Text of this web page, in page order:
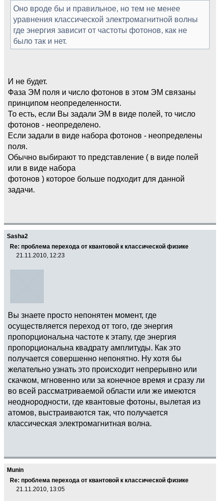
Оно вроде бы и правильное, но тем не менее
уравнения классической электромагнитной волны
где энергия зависит от частоты фотонов, как не
было так и нет.
И не будет.
Фаза ЭМ поля и число фотонов в этом ЭМ связаны
принципом неопределенности.
То есть, если Вы задали ЭМ в виде полей, то число
фотонов - неопределено.
Если задали в виде набора фотонов - неопределены
поля.
Обычно выбирают то представление ( в виде полей
или в виде набора
фотонов ) которое больше подходит для данной
задачи.
Sasha2
Re: проблема перехода от квантовой к классической физике
21.11.2010, 12:23
Вы знаете просто непонятен момент, где
осуществляется переход от того, где энергия
пропорциональна частоте к этапу, где энергия
пропорциональна квадрату амплитуды. Как это
получается совершенно непонятно. Ну хотя бы
желательно узнать это происходит непрерывно или
скачком, мгновенно или за конечное время и сразу ли
во всей рассматриваемой области или же имеются
неоднородности, где квантовые фотоны, вылетая из
атомов, выстраиваются так, что получается
классическая электромагнитная волна.
Munin
Re: проблема перехода от квантовой к классической физике
21.11.2010, 13:05